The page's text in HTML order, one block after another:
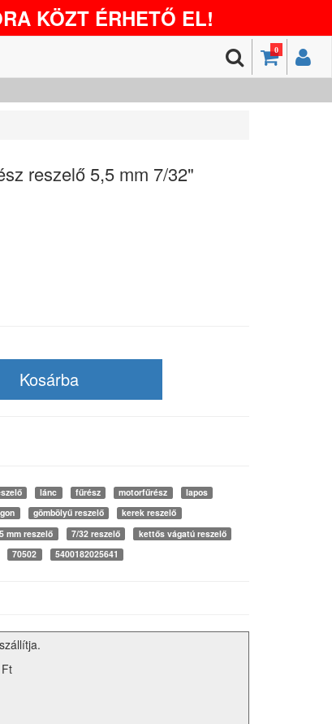
KÖZT ÉRHETŐ EL!
0
reszelő 5,5 mm 7/32"
lánc fűrész motorfűrész
lapos
gömbölyű reszelő
kerek reszelő
mm reszelő 7/32 reszelő
kettős vágatú reszelő
70502 5400182025641
szállítja.